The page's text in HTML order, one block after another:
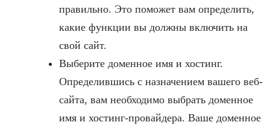
правильно. Это поможет вам определить,
какие функции вы должны включить на
свой сайт.
Выберите доменное имя и хостинг.
Определившись с назначением вашего веб-
сайта, вам необходимо выбрать доменное
имя и хостинг-провайдера. Ваше доменное